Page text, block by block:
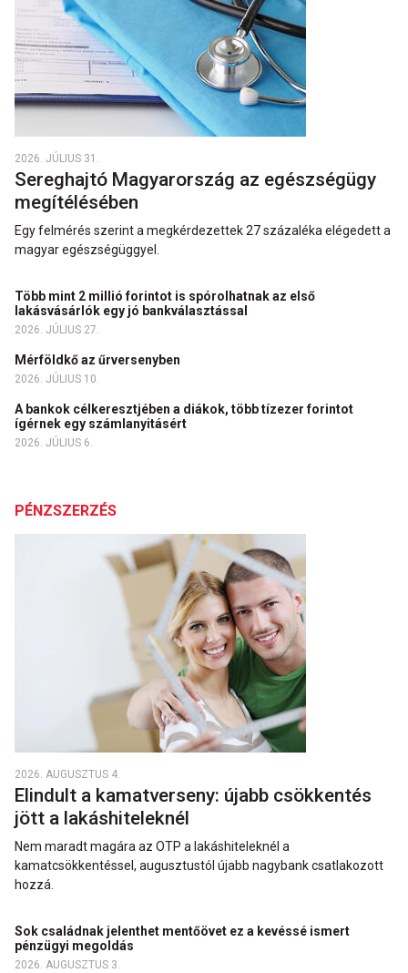
2026. JÚLIUS 31.
Sereghajtó Magyarország az egészségügy
megítélésében
Egy felmérés szerint a megkérdezettek 27 százaléka elégedett a
magyar egészségüggyel.
Több mint 2 millió forintot is spórolhatnak az első
lakásvásárlók egy jó bankválasztással
2026. JÚLIUS 27.
Mérföldkő az űrversenyben
2026. JÚLIUS 10.
A bankok célkeresztjében a diákok, több tízezer forintot
ígérnek egy számlanyitásért
2026. JÚLIUS 6.
PÉNZSZERZÉS
2026. AUGUSZTUS 4.
Elindult a kamatverseny: újabb csökkentés
jött a lakáshiteleknél
Nem maradt magára az OTP a lakáshiteleknél a
kamatcsökkentéssel, augusztustól újabb nagybank csatlakozott
hozzá.
Sok családnak jelenthet mentőövet ez a kevéssé ismert
pénzügyi megoldás
2026. AUGUSZTUS 3.